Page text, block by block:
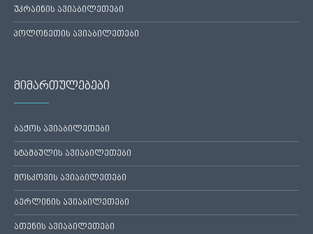
უკრაინის ავიაბილეთები
პოლონეთის ავიაბილეთები
მიმართულებები
ბაქოს ავიაბილეთები
სტამბულის ავიაბილეთები
მოსკოვის ავიაბილეთები
ბერლინის ავიაბილეთები
ათენის ავიაბილეთები